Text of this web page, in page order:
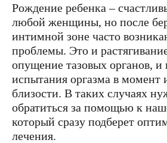
Рождение ребенка –
любой женщины, но после
интимной зоне часто
проблемы. Это и
опущение тазовых органов, и
испытания оргазма в момент
близости. В таких случаях
обратиться за помощью к
который сразу подберет
лечения.